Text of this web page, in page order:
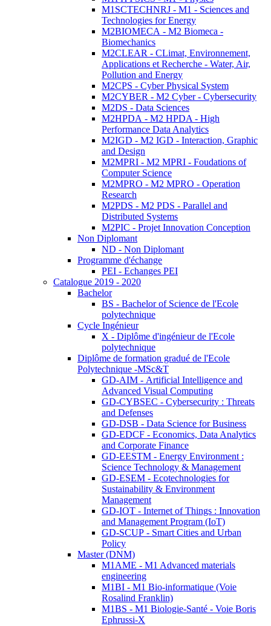
M1SCTECHNRJ - M1 - Sciences and
Technologies for Energy
M2BIOMECA - M2 Biomeca -
Biomechanics
M2CLEAR - CLimat, Environnement,
Applications et Recherche - Water, Air,
Pollution and Energy
M2CPS - Cyber Physical System
M2CYBER - M2 Cyber - Cybersecurity
M2DS - Data Sciences
M2HPDA - M2 HPDA - High
Performance Data Analytics
M2IGD - M2 IGD - Interaction, Graphic
and Design
M2MPRI - M2 MPRI - Foudations of
Computer Science
M2MPRO - M2 MPRO - Operation
Research
M2PDS - M2 PDS - Parallel and
Distributed Systems
M2PIC - Projet Innovation Conception
Non Diplomant
ND - Non Diplomant
Programme d'échange
PEI - Echanges PEI
Catalogue 2019 - 2020
Bachelor
BS - Bachelor of Science de l'Ecole
polytechnique
Cycle Ingénieur
X - Diplôme d'ingénieur de l'Ecole
polytechnique
Diplôme de formation gradué de l'Ecole
Polytechnique -MSc&T
GD-AIM - Artificial Intelligence and
Advanced Visual Computing
GD-CYBSEC - Cybersecurity : Threats
and Defenses
GD-DSB - Data Science for Business
GD-EDCF - Economics, Data Analytics
and Corporate Finance
GD-EESTM - Energy Environment :
Science Technology & Management
GD-ESEM - Ecotechnologies for
Sustainability & Environment
Management
GD-IOT - Internet of Things : Innovation
and Management Program (IoT)
GD-SCUP - Smart Cities and Urban
Policy
Master (DNM)
M1AME - M1 Advanced materials
engineering
M1BI - M1 Bio-informatique (Voie
Rosalind Franklin)
M1BS - M1 Biologie-Santé - Voie Boris
Ephrussi-X